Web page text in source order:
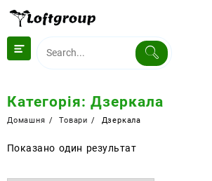
вмісту
Категорія: Дзеркала
Домашня Товари Дзеркала
Показано один результат